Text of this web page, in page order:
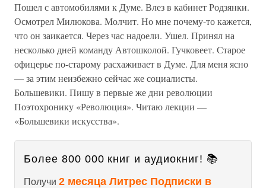
Пошел с автомобилями к Думе. Влез в кабинет Родзянки.
Осмотрел Милюкова. Молчит. Но мне почему-то кажется,
что он заикается. Через час надоели. Ушел. Принял на
несколько дней команду Автошколой. Гучковеет. Старое
офицерье по-старому расхаживает в Думе. Для меня ясно
— за этим неизбежно сейчас же социалисты.
Большевики. Пишу в первые же дни революции
Поэтохронику «Революция». Читаю лекции —
«Большевики искусства».
Более 800 000 книг и аудиокниг! 📚
Получи 2 месяца Литрес Подписки в